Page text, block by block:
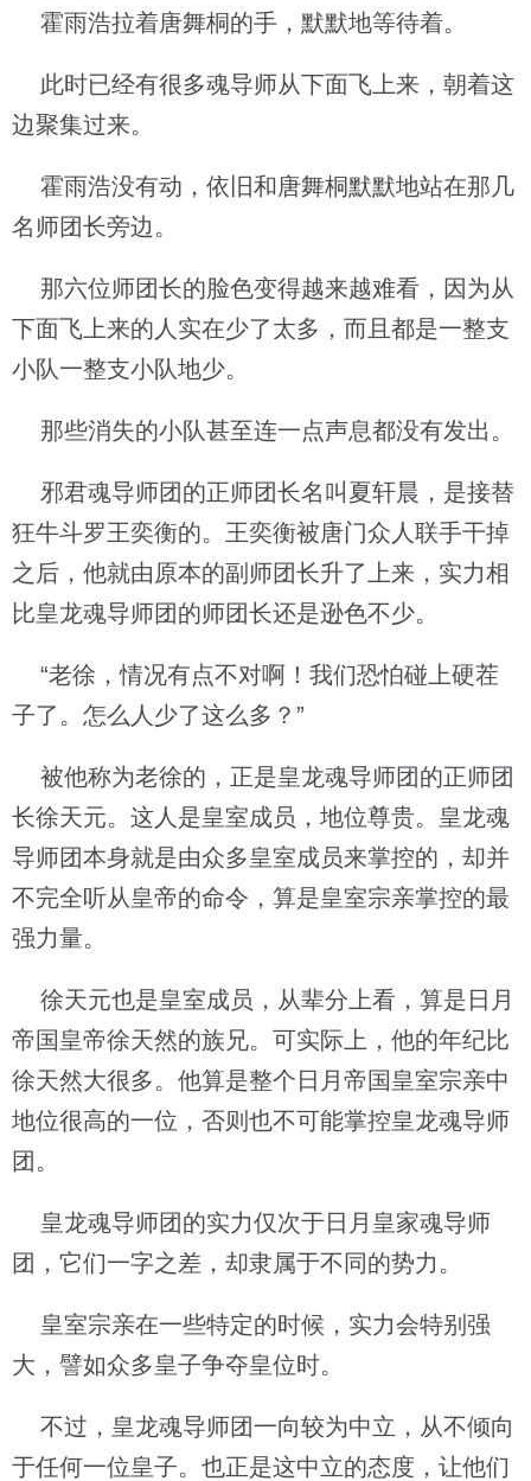
霍雨浩拉着唐舞桐的手，默默地等待着。
此时已经有很多魂导师从下面飞上来，朝着这
边聚集过来。
霍雨浩没有动，依旧和唐舞桐默默地站在那几
名师团长旁边。
那六位师团长的脸色变得越来越难看，因为从
下面飞上来的人实在少了太多，而且都是一整支
小队一整支小队地少。
那些消失的小队甚至连一点声息都没有发出。
邪君魂导师团的正师团长名叫夏轩晨，是接替
狂牛斗罗王奕衡的。王奕衡被唐门众人联手干掉
之后，他就由原本的副师团长升了上来，实力相
比皇龙魂导师团的师团长还是逊色不少。
“老徐，情况有点不对啊！我们恐怕碰上硬茬
子了。怎么人少了这么多？”
被他称为老徐的，正是皇龙魂导师团的正师团
长徐天元。这人是皇室成员，地位尊贵。皇龙魂
导师团本身就是由众多皇室成员来掌控的，却并
不完全听从皇帝的命令，算是皇室宗亲掌控的最
强力量。
徐天元也是皇室成员，从辈分上看，算是日月
帝国皇帝徐天然的族兄。可实际上，他的年纪比
徐天然大很多。他算是整个日月帝国皇室宗亲中
地位很高的一位，否则也不可能掌控皇龙魂导师
团。
皇龙魂导师团的实力仅次于日月皇家魂导师
团，它们一字之差，却隶属于不同的势力。
皇室宗亲在一些特定的时候，实力会特别强
大，譬如众多皇子争夺皇位时。
不过，皇龙魂导师团一向较为中立，从不倾向
于任何一位皇子。也正是这中立的态度，让他们